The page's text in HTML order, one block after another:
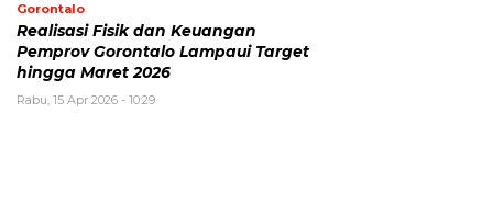
Gorontalo
Realisasi Fisik dan Keuangan
Pemprov Gorontalo Lampaui Target
hingga Maret 2026
Rabu, 15 Apr 2026 - 10:29